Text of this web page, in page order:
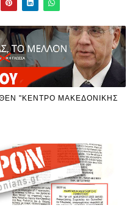
"ΚΕΝΤΡΟ ΜΑΚΕΔΟΝΙΚΗΣ